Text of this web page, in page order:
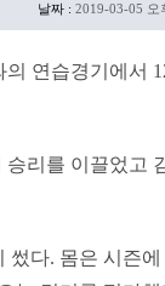
날짜 : 2019-03-05 오
연습경기에서
리를 이끌었고
다. 몸은 시즌에